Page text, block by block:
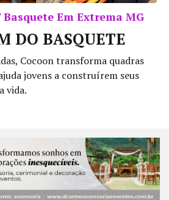
Basquete Em Extrema MG
DO BASQUETE
Cocoon transforma quadras
jovens a construírem seus
vida.